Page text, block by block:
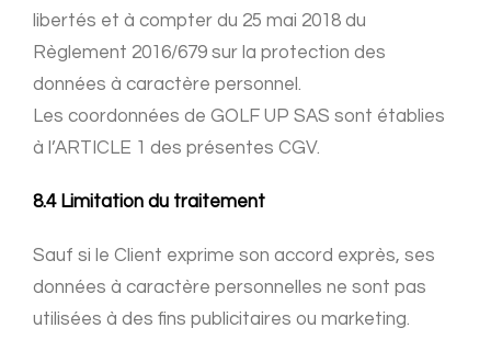
libertés et à compter du 25 mai 2018 du
Règlement 2016/679 sur la protection des
données à caractère personnel.
Les coordonnées de GOLF UP SAS sont établies
à l’ARTICLE 1 des présentes CGV.
8.4 Limitation du traitement
Sauf si le Client exprime son accord exprès, ses
données à caractère personnelles ne sont pas
utilisées à des fins publicitaires ou marketing.